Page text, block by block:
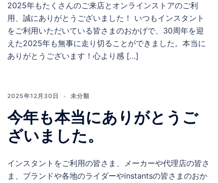
2025年もたくさんのご来店とオンラインストアのご利
用、誠にありがとうございました！ いつもインスタント
をご利用いただいている皆さまのおかげで、30周年を迎
えた2025年も無事に走り切ることができました。本当に
ありがとうございます！心より感 […]
2025年12月30日 未分類
今年も本当にありがとうご
ざいました。
インスタントをご利用の皆さま、メーカーや代理店の皆さ
ま、ブランドや各地のライダーやinstantsの皆さまのおか